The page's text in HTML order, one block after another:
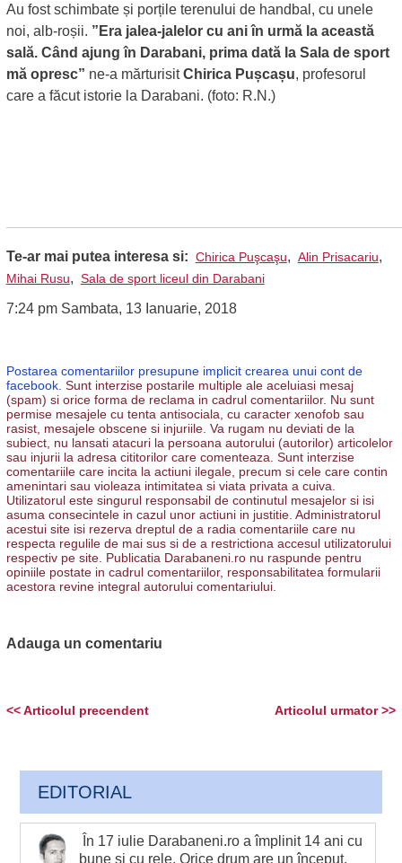
Au fost schimbate și porțile terenului de handbal, cu unele
noi, alb-roșii. ”Era jalea-jalelor cu ani în urmă la această
sală. Când ajung în Darabani, prima dată la Sala de sport
mă opresc” ne-a mărturisitChirica Pușcașu, profesorul
care a făcut istorie la Darabani. (foto: R.N.)
Te-ar mai putea interesa si: Chirica Puşcaşu, Alin Prisacariu,
Mihai Rusu, Sala de sport liceul din Darabani
7:24 pm Sambata, 13 Ianuarie, 2018
Postarea comentariilor presupune implicit crearea unui cont de
facebook. Sunt interzise postarile multiple ale aceluiasi mesaj
(spam) si orice forma de reclama in cadrul comentariilor. Nu sunt
permise mesajele cu tenta antisociala, cu caracter xenofob sau
rasist, mesajele obscene si injuriile. Va rugam nu deviati de la
subiect, nu lansati atacuri la persoana autorului (autorilor) articolelor
sau injurii la adresa cititorilor care comenteaza. Sunt interzise
comentariile care incita la actiuni ilegale, precum si cele care contin
amenintari sau violeaza intimitatea si viata privata a cuiva.
Utilizatorul este singurul responsabil de continutul mesajelor si isi
asuma consecintele in cazul unor actiuni in justitie. Administratorul
acestui site isi rezerva dreptul de a radia comentariile care nu
respecta regulile de mai sus si de a restrictiona accesul utilizatorului
respectiv pe site. Publicatia Darabaneni.ro nu raspunde pentru
opiniile postate in cadrul comentariilor, responsabilitatea formularii
acestora revine integral autorului comentariului.
Adauga un comentariu
Articolul urmator >>
<< Articolul precendent
EDITORIAL
În 17 iulie Darabaneni.ro a împlinit 14 ani cu
bune şi cu rele. Orice drum are un început,